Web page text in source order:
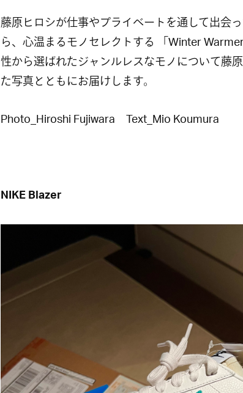
藤原ヒロシが仕事やプライベートを通して出会
ら、心温まるモノセレクトする 「Winter
性から選ばれたジャンルレスなモノについて藤
た写真とともにお届けします。
Photo_Hiroshi Fujiwara Text_Mio Koumura
NIKE Blazer